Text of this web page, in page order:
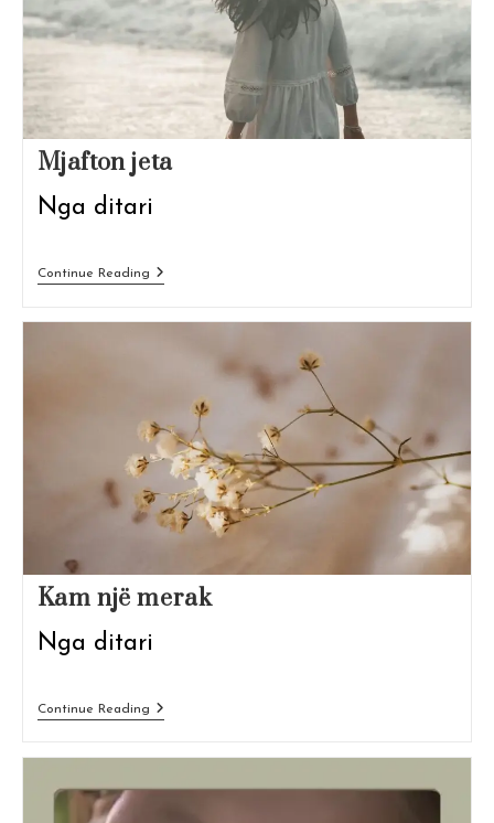
Mjafton jeta
Nga ditari
Continue ReadingMjafton
Kam një merak
Nga ditari
Continue ReadingKam
Një